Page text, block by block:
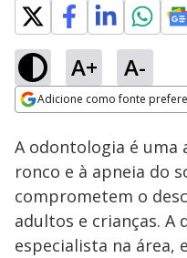
A+ A-
Adicione como fonte
Ativar
Loaded:
4.00%
A odontologia é uma
ronco e à apneia do
comprometem o
adultos e crianças. A
especialista na área,